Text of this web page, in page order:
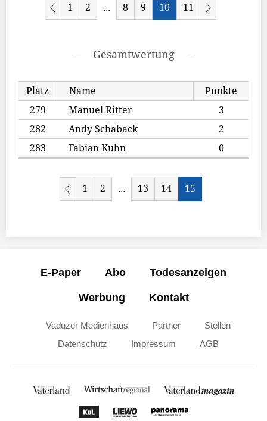
1 2 ... 8 9 10 11
Gesamtwertung
Platz Name
Punkte
279
Manuel Ritter
3
282
Andy Schaback
2
283
Fabian Kuhn 0
1 2 ... 13 14 15
E-Paper Abo Todesanzeigen
Werbung Kontakt
Vaduzer Medienhaus Partner
Stellen
Datenschutz
Impressum AGB